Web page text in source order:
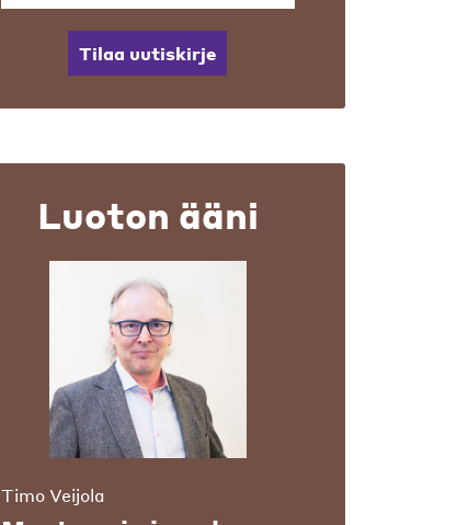
Tilaa uutiskirje
Luoton ääni
Timo Veijola